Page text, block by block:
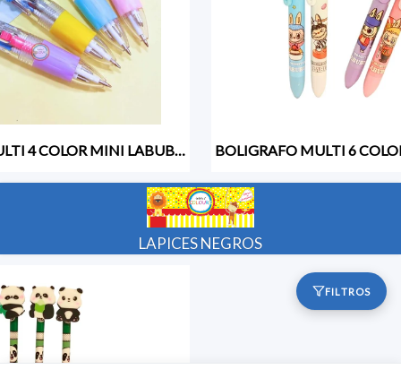
FILTROS
BOLIGRAFO MULTI 4 COLOR MINI LABUBU -28992-
LAPICES NEGROS